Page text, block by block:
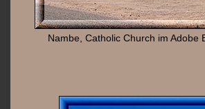
Nambe, Catholic Church im Adobe